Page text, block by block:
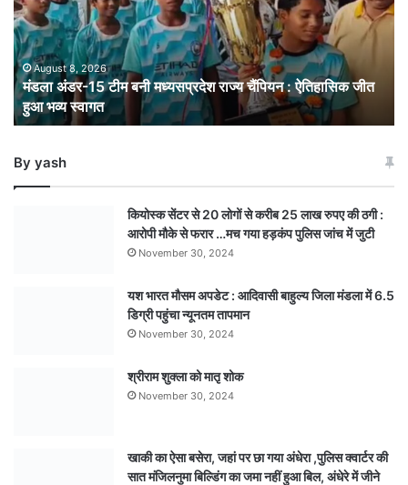
मध्यसप्रदेश
राज्य
चैंपियन
: ऐतिहासिक
जीत
हुआ
भव्य
August 8, 2026
मंडला अंडर-15 टीम बनी मध्यसप्रदेश राज्य चैंपियन : ऐतिहासिक जीत
हुआ भव्य स्वागत
By yash
कियोस्क सेंटर से 20 लोगों से करीब 25 लाख रुपए की ठगी :
आरोपी मौके से फरार …मच गया हड़कंप पुलिस जांच में जुटी
November 30, 2024
यश भारत मौसम अपडेट : आदिवासी बाहुल्य जिला मंडला में 6.5
डिग्री पहुंचा न्यूनतम तापमान
November 30, 2024
श्रीराम शुक्ला को मातृ शोक
November 30, 2024
खाकी का ऐसा बसेरा, जहां पर छा गया अंधेरा ,पुलिस क्वार्टर की
सात मंजिलनुमा बिल्डिंग का जमा नहीं हुआ बिल, अंधेरे में जीने